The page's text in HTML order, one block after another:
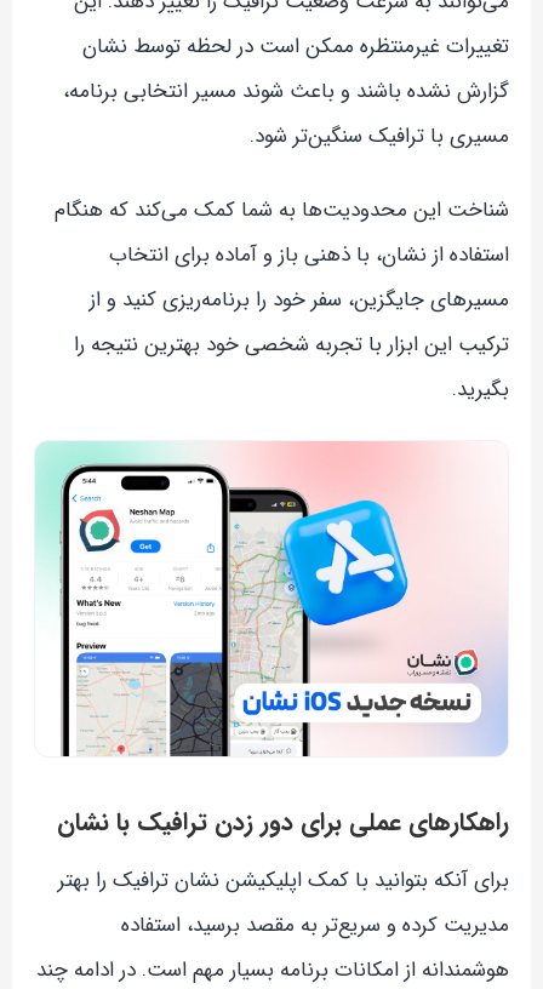
تغییرات غیرمنتظره ممکن است در لحظه توسط نشان
گزارش نشده باشند و باعث شوند مسیر انتخابی برنامه،
مسیری با ترافیک سنگین‌تر شود.
شناخت این محدودیت‌ها به شما کمک می‌کند که هنگام
استفاده از نشان، با ذهنی باز و آماده برای انتخاب
مسیرهای جایگزین، سفر خود را برنامه‌ریزی کنید و از
ترکیب این ابزار با تجربه شخصی خود بهترین نتیجه را
بگیرید.
راهکارهای عملی برای دور زدن ترافیک با نشان
برای آنکه بتوانید با کمک اپلیکیشن نشان ترافیک را بهتر
مدیریت کرده و سریع‌تر به مقصد برسید، استفاده
هوشمندانه از امکانات برنامه بسیار مهم است. در ادامه چند